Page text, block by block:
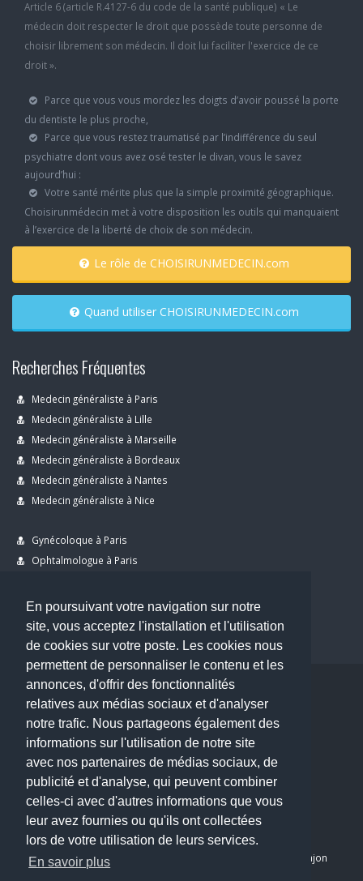
En poursuivant votre navigation sur notre
site, vous acceptez l'installation et l'utilisation
de cookies sur votre poste. Les cookies nous
permettent de personnaliser le contenu et les
annonces, d'offrir des fonctionnalités
relatives aux médias sociaux et d'analyser
notre trafic. Nous partageons également des
informations sur l'utilisation de notre site
avec nos partenaires de médias sociaux, de
publicité et d'analyse, qui peuvent combiner
celles-ci avec d'autres informations que vous
leur avez fournies ou qu'ils ont collectées
lors de votre utilisation de leurs services.
En savoir plus
Article 6 (article R.4127-6 du code de la santé publique) « Le
médecin doit respecter le droit que possède toute personne de
choisir librement son médecin. Il doit lui faciliter l'exercice de ce
droit ».
Parce que vous vous mordez les doigts d’avoir poussé la porte
du dentiste le plus proche,
Parce que vous restez traumatisé par l’indifférence du seul
psychiatre dont vous avez osé tester le divan, vous le savez
aujourd’hui :
Votre santé mérite plus que la simple proximité géographique.
Choisirunmédecin met à votre disposition les outils qui manquaient
à l’exercice de la liberté de choix de son médecin.
Le rôle de CHOISIRUNMEDECIN.com
Quand utiliser CHOISIRUNMEDECIN.com
Recherches Fréquentes
Medecin généraliste à Paris
Medecin généraliste à Lille
Medecin généraliste à Marseille
Medecin généraliste à Bordeaux
Medecin généraliste à Nantes
Medecin généraliste à Nice
Gynécoloque à Paris
Ophtalmologue à Paris
Dentiste à Paris
Copyright © 2026 . All Rights Reserved.
choisirunmedecin@gmail.com
Nous contacter
Accueil
Blog
Mon compte
Dernier avis : PASCAL DELCAMPE, Chirurgien maxillo-faciale à Arpajon